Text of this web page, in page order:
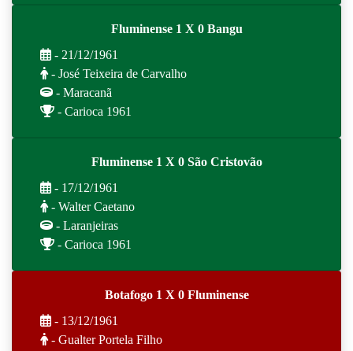
Fluminense 1 X 0 Bangu
- 21/12/1961
- José Teixeira de Carvalho
- Maracanã
- Carioca 1961
Fluminense 1 X 0 São Cristovão
- 17/12/1961
- Walter Caetano
- Laranjeiras
- Carioca 1961
Botafogo 1 X 0 Fluminense
- 13/12/1961
- Gualter Portela Filho